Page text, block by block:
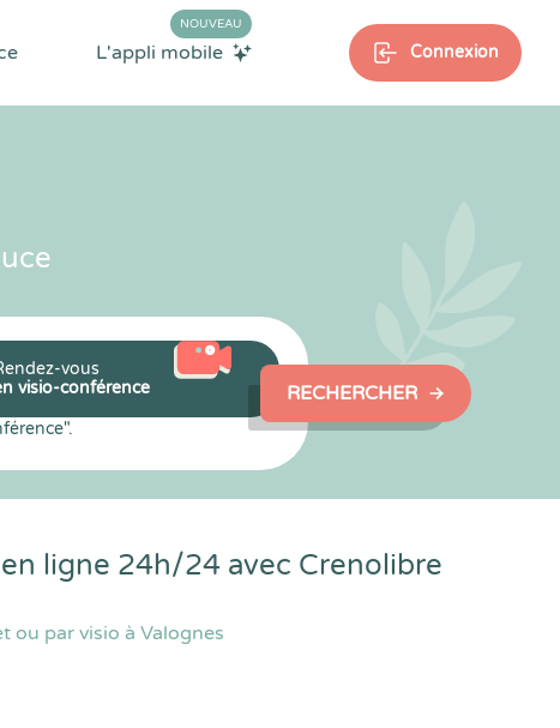
L'appli mobile
NOUVEAU
Connexion
vous
visio-conférence
RECHERCHER
ligne 24h/24 avec Crenolibre
ou par visio à Valognes